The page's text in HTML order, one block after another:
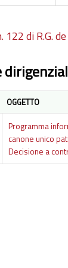
122 di R.G.
OGGETTO
Programma
canone unico
Decisione a